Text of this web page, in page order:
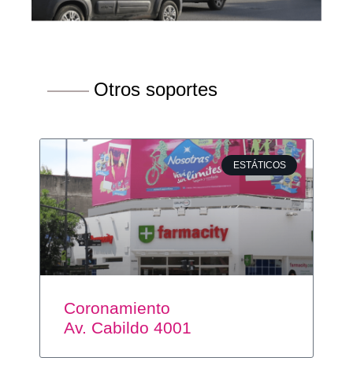
Otros soportes
ESTÁTICOS
Coronamiento
Av. Cabildo 4001